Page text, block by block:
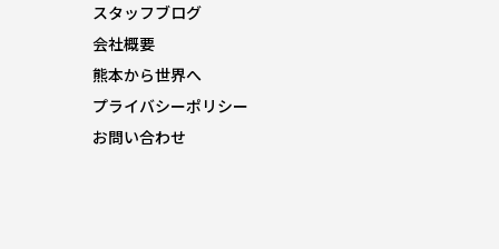
スタッフブログ
会社概要
熊本から世界へ
プライバシーポリシー
お問い合わせ